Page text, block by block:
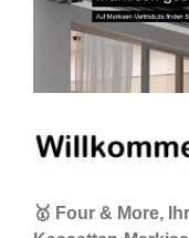
🥇 Four & More,